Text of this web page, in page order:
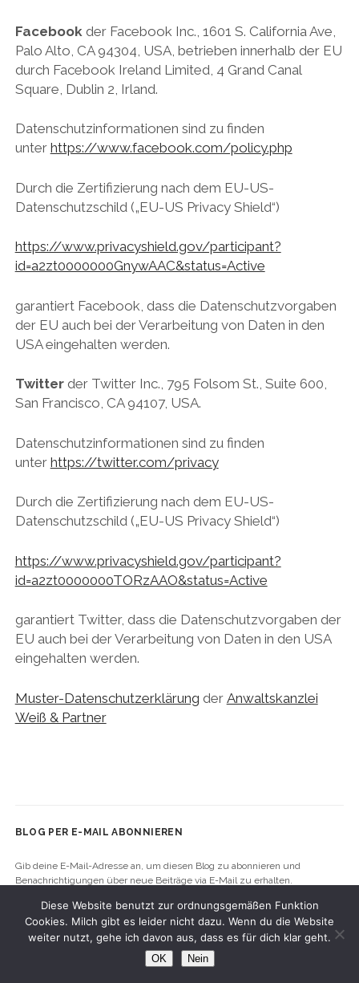
Facebook der Facebook Inc., 1601 S. California Ave,
Palo Alto, CA 94304, USA, betrieben innerhalb der EU
durch Facebook Ireland Limited, 4 Grand Canal
Square, Dublin 2, Irland.
Datenschutzinformationen sind zu finden
unter https://www.facebook.com/policy.php
Durch die Zertifizierung nach dem EU-US-
Datenschutzschild („EU-US Privacy Shield“)
https://www.privacyshield.gov/participant?
id=a2zt0000000GnywAAC&status=Active
garantiert Facebook, dass die Datenschutzvorgaben
der EU auch bei der Verarbeitung von Daten in den
USA eingehalten werden.
Twitterder Twitter Inc., 795 Folsom St., Suite 600,
San Francisco, CA 94107, USA.
Datenschutzinformationen sind zu finden
unter https://twitter.com/privacy
Durch die Zertifizierung nach dem EU-US-
Datenschutzschild („EU-US Privacy Shield“)
https://www.privacyshield.gov/participant?
id=a2zt0000000TORzAAO&status=Active
garantiert Twitter, dass die Datenschutzvorgaben der
EU auch bei der Verarbeitung von Daten in den USA
eingehalten werden.
Muster-Datenschutzerklärung der Anwaltskanzlei
Weiß & Partner
BLOG PER E-MAIL ABONNIEREN
Gib deine E-Mail-Adresse an, um diesen Blog zu abonnieren und
Benachrichtigungen über neue Beiträge via E-Mail zu erhalten.
Mail-
Adresse
Diese Website benutzt zur ordnungsgemäßen Funktion
Cookies. Milch gibt es leider nicht dazu. Wenn du die Website
weiter nutzt, gehe ich davon aus, dass es für dich klar geht.
OK Nein